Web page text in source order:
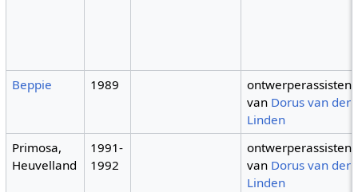
Beppie 1989
ontwerperassistent
van Dorus van der
Linden
Primosa,
Heuvelland
1991-
1992
ontwerperassistent
van Dorus van der
Linden